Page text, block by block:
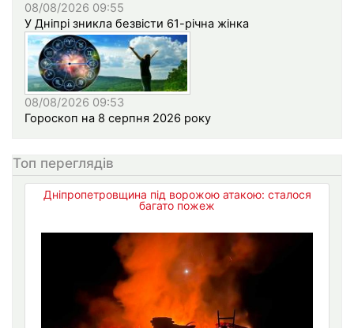
08/08/2026 09:55
У Дніпрі зникла безвісти 61-річна жінка
08/08/2026 09:53
Гороскоп на 8 серпня 2026 року
Топ переглядів
Дніпропетровщина під ворожою атакою: сталося
багато пожеж